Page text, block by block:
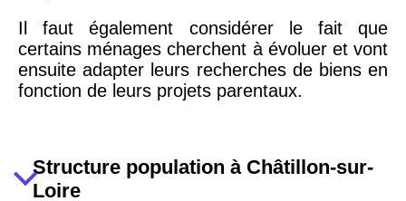
Il faut également considérer le fait que
certains ménages cherchent à évoluer et vont
ensuite adapter leurs recherches de biens en
fonction de leurs projets parentaux.
Structure population à Châtillon-sur-
Loire